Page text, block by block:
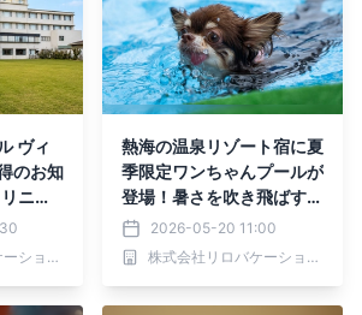
ヴィ
のお知
ニュ
株式会社リロバケーションズ
熱海の温泉リゾート宿に夏
季限定ワンちゃんプールが
登場！暑さを吹き飛ばすリ
フレッシュの旅へ｜2026
年5月20日より
2026-05-20 11:00
株式会社リロバケーションズ